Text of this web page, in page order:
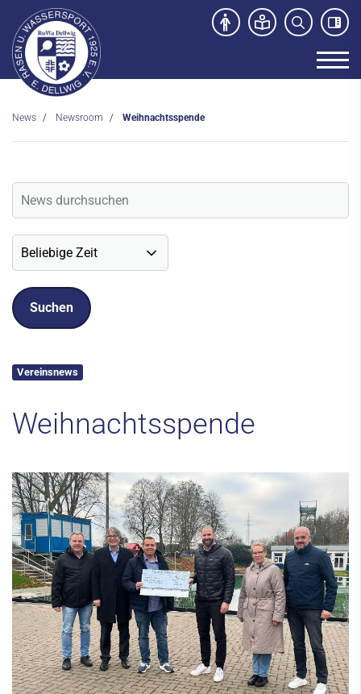
News Newsroom Weihnachtsspende
Vereinsnews
Weihnachtsspende
Veranstaltungen
Social-Media News
Sport- und Kursangebot
Kontakt